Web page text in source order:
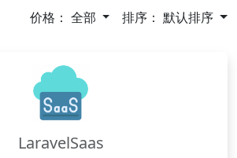
价格： 全部 排序：默认排序
LaravelSaas